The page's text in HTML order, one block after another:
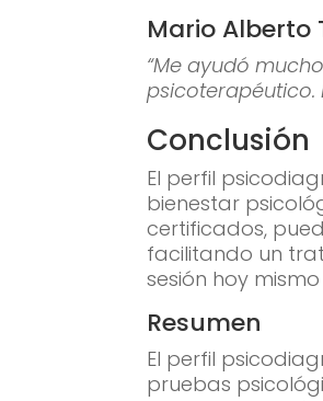
Mario Alberto
“Me ayudó
psicoterapéutico.
Conclusión
El perfil
bienestar
certificados,
facilitando un
sesión hoy
Resumen
El perfil
pruebas